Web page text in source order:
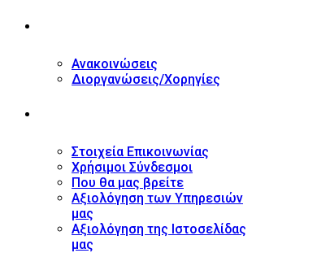
Ανακοινώσεις
Διοργανώσεις/Χορηγίες
Στοιχεία Επικοινωνίας
Χρήσιμοι Σύνδεσμοι
Που θα μας βρείτε
Αξιολόγηση των Υπηρεσιών
μας
Αξιολόγηση της Ιστοσελίδας
μας